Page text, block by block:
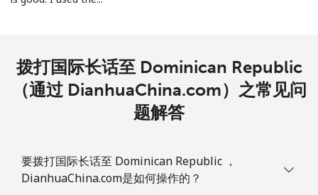
拨打国际长话至 Dominican Republic
（通过 DianhuaChina.com）之常见问
题解答
要拨打国际长话至 Dominican Republic ，
DianhuaChina.com是如何操作的？